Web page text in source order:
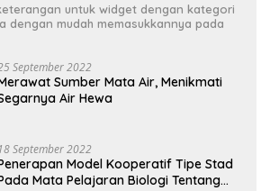
untuk widget dengan kategori
dengan mudah memasukkannya pada
September 2022
Sumber Mata Air, Menikmati
Air Hewa
18 September 2022
Model Kooperatif Tipe Stad
Mata Pelajaran Biologi Tentang